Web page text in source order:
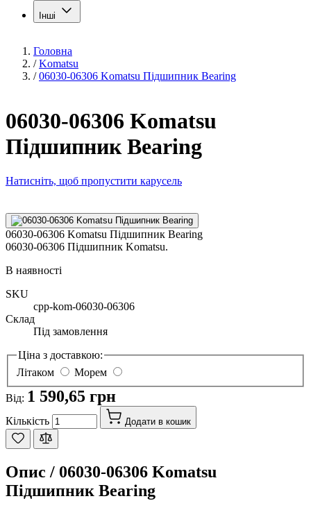
Інші
Головна
/ Komatsu
/ 06030-06306 Komatsu Підшипник Bearing
06030-06306 Komatsu
Підшипник Bearing
Натисніть, щоб пропустити карусель
06030-06306 Komatsu Підшипник Bearing
06030-06306 Підшипник Komatsu.
В наявності
SKU
cpp-kom-06030-06306
Склад
Під замовлення
Ціна з доставкою:
Літаком
Морем
Від: 1 590,65 грн
Кількість Додати в кошик
Опис / 06030-06306 Komatsu
Підшипник Bearing